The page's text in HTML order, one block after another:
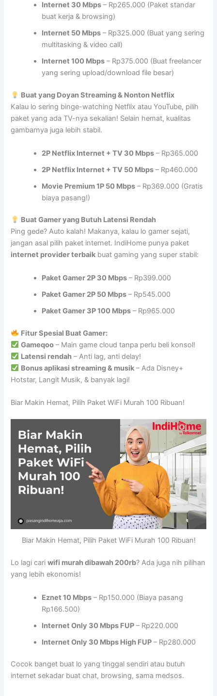
Internet 30 Mbps – Rp265.000 (Paket standar
buat kerja & browsing)
Internet 50 Mbps – Rp325.000 (Buat yang sering
multitasking & video call)
Internet 100 Mbps – Rp375.000 (Buat freelancer
yang sering upload/download file besar)
Buat yang Doyan Streaming & Nonton Netflix
Kalau lo sering binge-watching Netflix atau YouTube, pilih
paket yang ada TV-nya sekalian! Selain hemat, kualitas
gambarnya juga lebih stabil.
2P Netflix Internet + TV 30 Mbps – Rp365.000
2P Netflix Internet + TV 50 Mbps – Rp460.000
Movie Premium 1P 50 Mbps – Rp369.000 (Gratis
biaya pasang!)
Buat Gamer yang Butuh Latensi Rendah
Ping gede? Auto kalah! Makanya, kalau lo gamer sejati,
jangan asal pilih paket internet. IndiHome punya paket
internet provider terbaik buat gaming yang super stabil:
Paket Gamer 2P 30 Mbps – Rp399.000
Paket Gamer 2P 50 Mbps – Rp545.000
Paket Gamer 3P 100 Mbps – Rp965.000
Fitur Spesial Buat Gamer:
Gameqoo – Main game cloud tanpa perlu beli konsol!
Latensi rendah – Anti lag, anti delay!
Bonus aplikasi streaming & musik – Ada Disney+
Hotstar, Langit Musik, & banyak lagi!
Biar Makin Hemat, Pilih Paket WiFi Murah 100 Ribuan!
Biar Makin Hemat, Pilih Paket WiFi Murah 100 Ribuan!
Lo lagi cariwifi murah dibawah 200rb? Ada juga nih pilihan
yang lebih ekonomis!
Eznet 10 Mbps – Rp150.000 (Biaya pasang
Rp166.500)
Internet Only 30 Mbps FUP – Rp220.000
Internet Only 30 Mbps High FUP – Rp280.000
Cocok banget buat lo yang tinggal sendiri atau butuh
internet sekadar buat chat, browsing, sama medsos.